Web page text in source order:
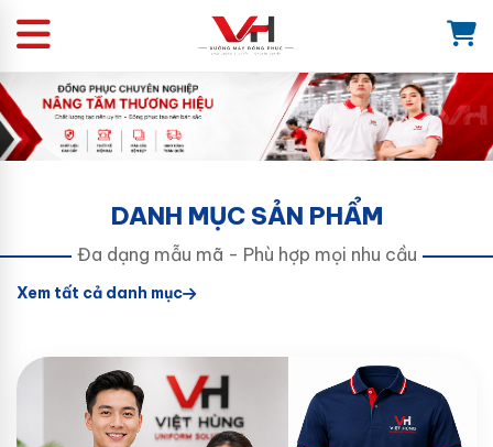
DANH MỤC SẢN PHẨM
Đa dạng mẫu mã - Phù hợp mọi nhu cầu
Xem tất cả danh mục